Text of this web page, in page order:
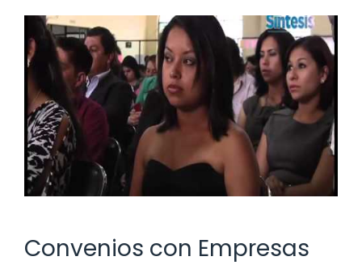
Convenios con Empresas